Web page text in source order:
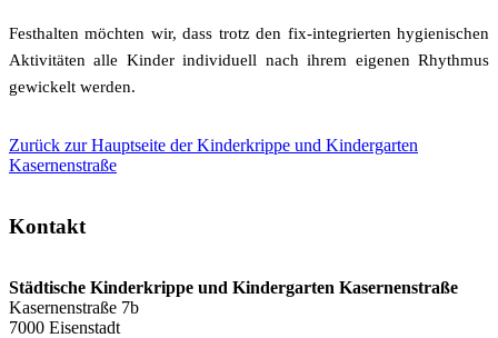
Festhalten möchten wir, dass trotz den fix-integrierten hygienischen
Aktivitäten alle Kinder individuell nach ihrem eigenen Rhythmus
gewickelt werden.
Zurück zur Hauptseite der Kinderkrippe und Kindergarten
Kasernenstraße
Kontakt
Städtische Kinderkrippe und Kindergarten Kasernenstraße
Kasernenstraße 7b
7000 Eisenstadt